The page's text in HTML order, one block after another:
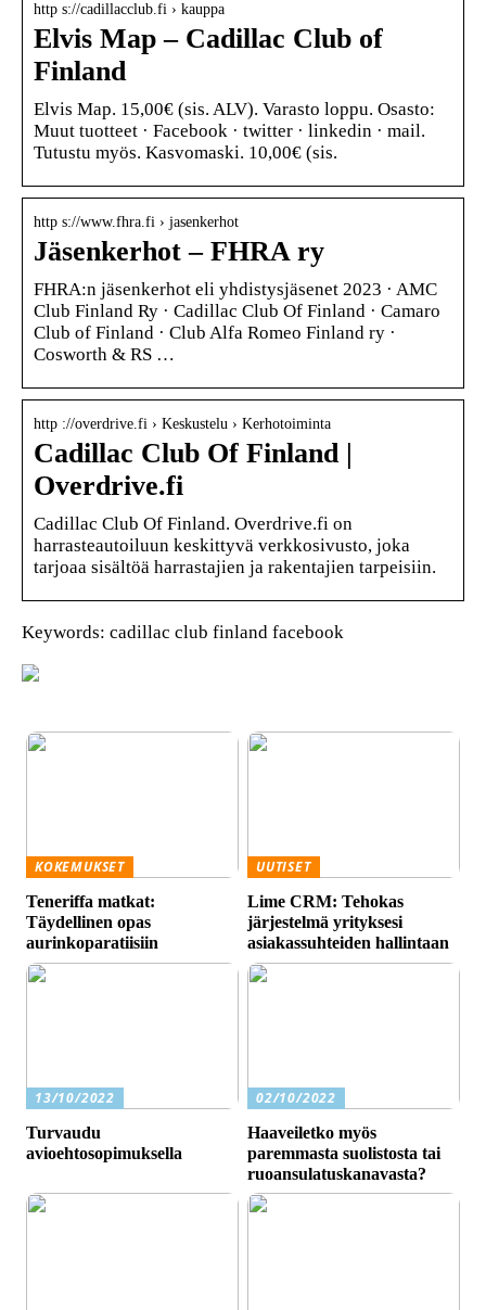
http s://cadillacclub.fi › kauppa
Elvis Map – Cadillac Club of
Finland
Elvis Map. 15,00€ (sis. ALV). Varasto loppu. Osasto:
Muut tuotteet · Facebook · twitter · linkedin · mail.
Tutustu myös. Kasvomaski. 10,00€ (sis.
http s://www.fhra.fi › jasenkerhot
Jäsenkerhot – FHRA ry
FHRA:n jäsenkerhot eli yhdistysjäsenet 2023 · AMC
Club Finland Ry · Cadillac Club Of Finland · Camaro
Club of Finland · Club Alfa Romeo Finland ry ·
Cosworth & RS …
http ://overdrive.fi › Keskustelu › Kerhotoiminta
Cadillac Club Of Finland |
Overdrive.fi
Cadillac Club Of Finland. Overdrive.fi on
harrasteautoiluun keskittyvä verkkosivusto, joka
tarjoaa sisältöä harrastajien ja rakentajien tarpeisiin.
Keywords: cadillac club finland facebook
KOKEMUKSET
Teneriffa matkat:
Täydellinen opas
aurinkoparatiisiin
UUTISET
Lime CRM: Tehokas
järjestelmä yrityksesi
asiakassuhteiden hallintaan
13/10/2022
Turvaudu
avioehtosopimuksella
02/10/2022
Haaveiletko myös
paremmasta suolistosta tai
ruoansulatuskanavasta?